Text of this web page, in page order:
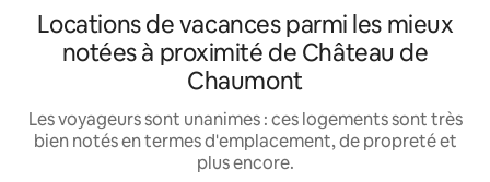
Locations de vacances parmi les mieux
notées à proximité de Château de
Chaumont
Les voyageurs sont unanimes : ces logements sont très
bien notés en termes d'emplacement, de propreté et
plus encore.